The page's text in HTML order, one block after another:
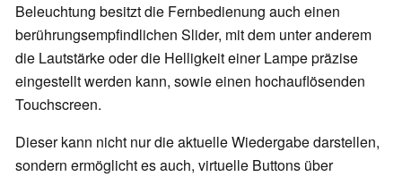
Beleuchtung besitzt die Fernbedienung auch einen
berührungsempfindlichen Slider, mit dem unter anderem
die Lautstärke oder die Helligkeit einer Lampe präzise
eingestellt werden kann, sowie einen hochauflösenden
Touchscreen.
Dieser kann nicht nur die aktuelle Wiedergabe darstellen,
sondern ermöglicht es auch, virtuelle Buttons über